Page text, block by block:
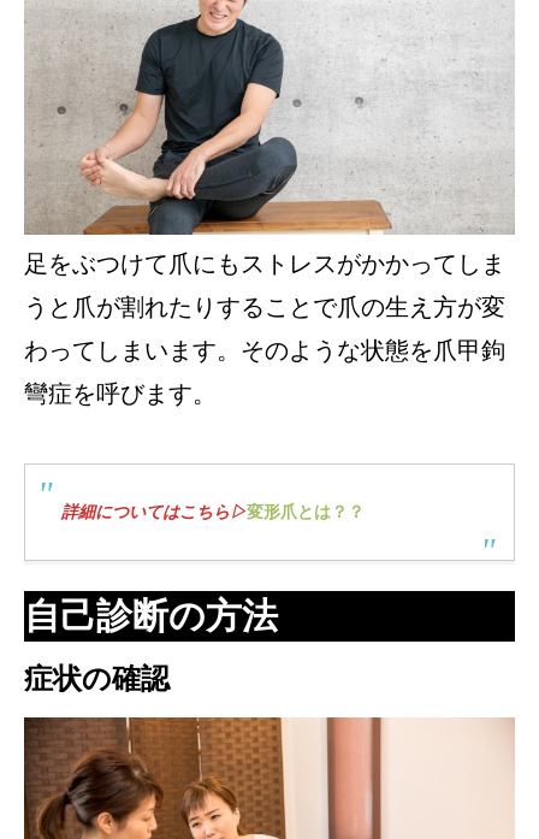
足をぶつけて爪にもストレスがかかってしま
うと爪が割れたりすることで爪の生え方が変
わってしまいます。そのような状態を爪甲鉤
彎症を呼びます。
詳細についてはこちら▷変形爪とは？？
自己診断の方法
症状の確認